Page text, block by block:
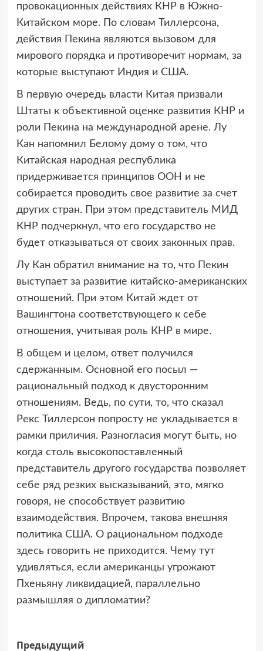
провокационных действиях КНР в Южно-
Китайском море. По словам Тиллерсона,
действия Пекина являются вызовом для
мирового порядка и противоречит нормам, за
которые выступают Индия и США.
В первую очередь власти Китая призвали
Штаты к объективной оценке развития КНР и
роли Пекина на международной арене. Лу
Кан напомнил Белому дому о том, что
Китайская народная республика
придерживается принципов ООН и не
собирается проводить свое развитие за счет
других стран. При этом представитель МИД
КНР подчеркнул, что его государство не
будет отказываться от своих законных прав.
Лу Кан обратил внимание на то, что Пекин
выступает за развитие китайско-американских
отношений. При этом Китай ждет от
Вашингтона соответствующего к себе
отношения, учитывая роль КНР в мире.
В общем и целом, ответ получился
сдержанным. Основной его посыл —
рациональный подход к двусторонним
отношениям. Ведь, по сути, то, что сказал
Рекс Тиллерсон попросту не укладывается в
рамки приличия. Разногласия могут быть, но
когда столь высокопоставленный
представитель другого государства позволяет
себе ряд резких высказываний, это, мягко
говоря, не способствует развитию
взаимодействия. Впрочем, такова внешняя
политика США. О рациональном подходе
здесь говорить не приходится. Чему тут
удивляться, если американцы угрожают
Пхеньяну ликвидацией, параллельно
размышляя о дипломатии?
Предыдущий